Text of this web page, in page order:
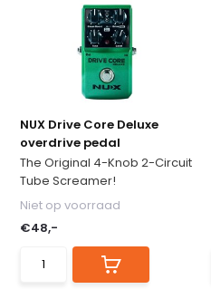
NUX Drive Core Deluxe
overdrive pedal
The Original 4-Knob 2-Circuit
Tube Screamer!
Niet op voorraad
€48,-